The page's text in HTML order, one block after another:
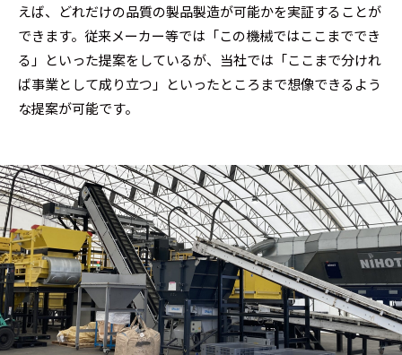
えば、どれだけの品質の製品製造が可能かを実証することが
できます。従来メーカー等では「この機械ではここまででき
る」といった提案をしているが、当社では「ここまで分けれ
ば事業として成り立つ」といったところまで想像できるよう
な提案が可能です。